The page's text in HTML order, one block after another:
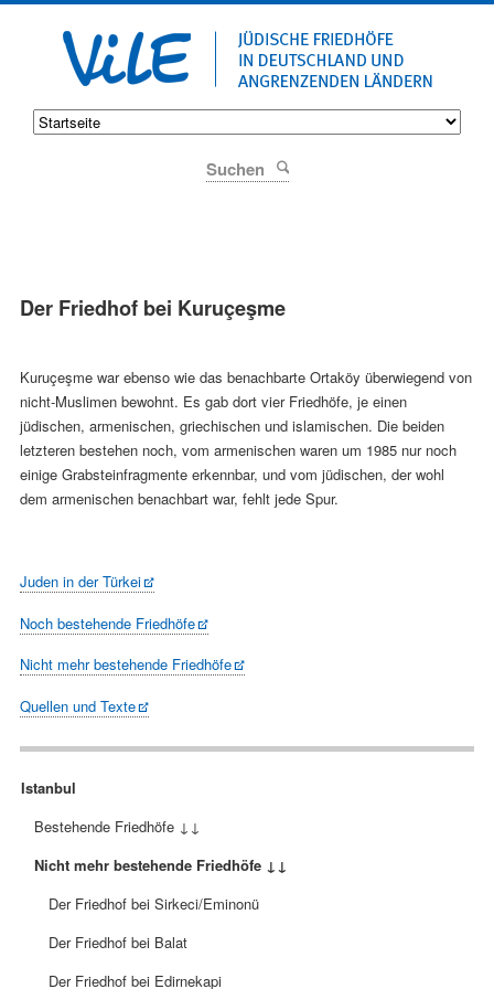
Der Friedhof bei Kuruçeşme
Kuruçeşme war ebenso wie das benachbarte Ortaköy überwiegend von
nicht-Muslimen bewohnt. Es gab dort vier Friedhöfe, je einen
jüdischen, armenischen, griechischen und islamischen. Die beiden
letzteren bestehen noch, vom armenischen waren um 1985 nur noch
einige Grabsteinfragmente erkennbar, und vom jüdischen, der wohl
dem armenischen benachbart war, fehlt jede Spur.
Juden in der Türkei
Noch bestehende Friedhöfe
Nicht mehr bestehende Friedhöfe
Quellen und Texte
Navigation
überspringen
Istanbul
Bestehende Friedhöfe ↓↓
Nicht mehr bestehende Friedhöfe ↓↓
Der Friedhof bei Sirkeci/Eminonü
Der Friedhof bei Balat
Der Friedhof bei Edirnekapi